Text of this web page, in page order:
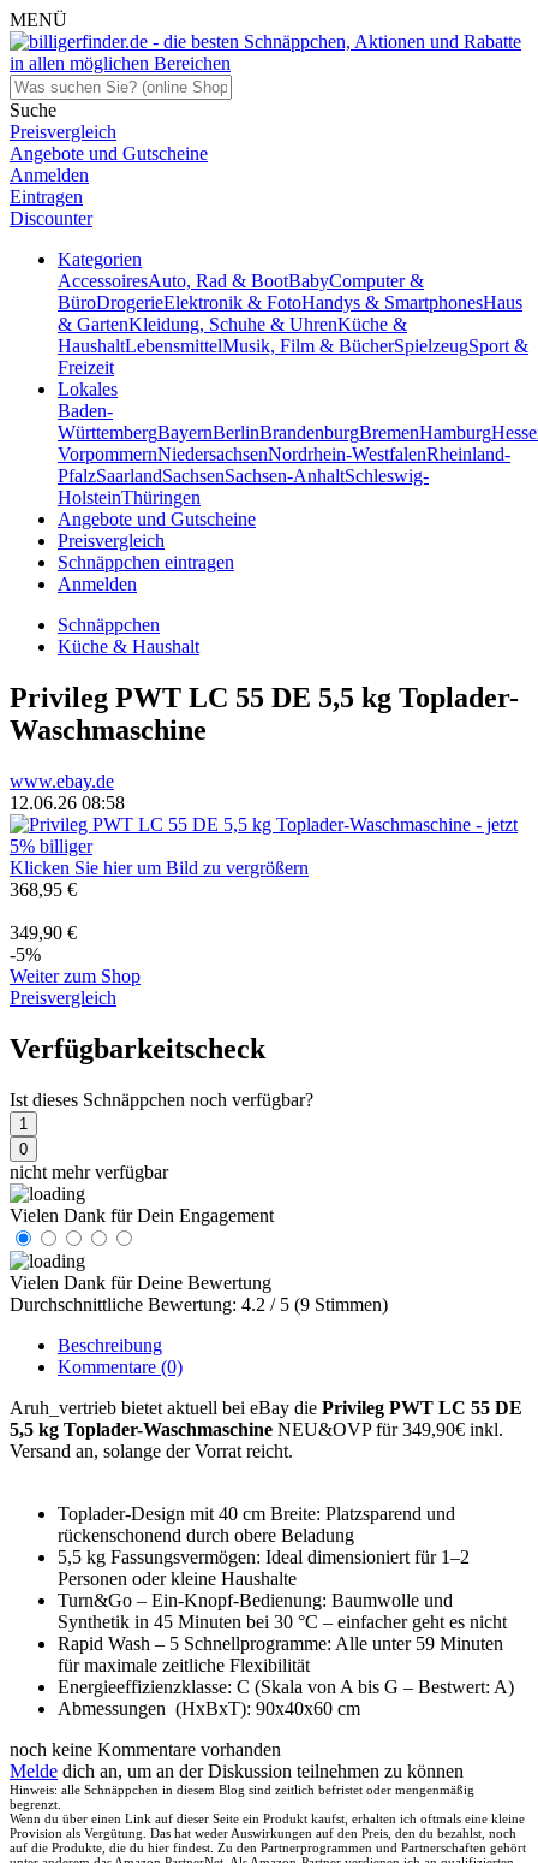
MENÜ
Suche
Preisvergleich
Angebote und Gutscheine
Anmelden
Eintragen
Discounter
Kategorien
AccessoiresAuto, Rad & BootBabyComputer &
BüroDrogerieElektronik & FotoHandys & SmartphonesHaus
& GartenKleidung, Schuhe & UhrenKüche &
HaushaltLebensmittelMusik, Film & BücherSpielzeugSport &
Freizeit
Lokales
Baden-
WürttembergBayernBerlinBrandenburgBremenHamburg
VorpommernNiedersachsenNordrhein-WestfalenRheinland-
PfalzSaarlandSachsenSachsen-AnhaltSchleswig-
HolsteinThüringen
Angebote und Gutscheine
Preisvergleich
Schnäppchen eintragen
Anmelden
Schnäppchen
Küche & Haushalt
Privileg PWT LC 55 DE 5,5 kg Toplader-
Waschmaschine
www.ebay.de
12.06.26 08:58
Klicken Sie hier um Bild zu vergrößern
368,95 €
349,90 €
-5%
Weiter zum Shop
Preisvergleich
Verfügbarkeitscheck
Ist dieses Schnäppchen noch verfügbar?
1
0
nicht mehr verfügbar
Vielen Dank für Dein Engagement
Vielen Dank für Deine Bewertung
Durchschnittliche Bewertung: 4.2 / 5 (9 Stimmen)
Beschreibung
Kommentare (0)
Aruh_vertrieb bietet aktuell bei eBay die Privileg PWT LC 55 DE
5,5 kg Toplader-Waschmaschine NEU&OVP für 349,90€ inkl.
Versand an, solange der Vorrat reicht.
Toplader-Design mit 40 cm Breite: Platzsparend und
rückenschonend durch obere Beladung
5,5 kg Fassungsvermögen: Ideal dimensioniert für 1–2
Personen oder kleine Haushalte
Turn&Go – Ein-Knopf-Bedienung: Baumwolle und
Synthetik in 45 Minuten bei 30 °C – einfacher geht es nicht
Rapid Wash – 5 Schnellprogramme: Alle unter 59 Minuten
für maximale zeitliche Flexibilität
Energieeffizienzklasse: C (Skala von A bis G – Bestwert: A)
Abmessungen (HxBxT): 90x40x60 cm
noch keine Kommentare vorhanden
Melde dich an, um an der Diskussion teilnehmen zu können
Hinweis: alle Schnäppchen in diesem Blog sind zeitlich befristet oder mengenmäßig
begrenzt.
Wenn du über einen Link auf dieser Seite ein Produkt kaufst, erhalten ich oftmals eine kleine
Provision als Vergütung. Das hat weder Auswirkungen auf den Preis, den du bezahlst, noch
auf die Produkte, die du hier findest. Zu den Partnerprogrammen und Partnerschaften gehört